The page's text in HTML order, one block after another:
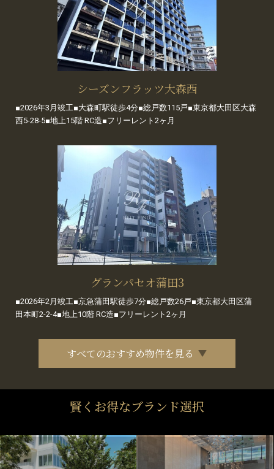
シーズンフラッツ大森西
■2026年3月竣工■大森町駅徒歩4分■総戸数115戸■東京都大田区大森
西5-28-5■地上15階 RC造■フリーレント2ヶ月
グランパセオ蒲田3
■2026年2月竣工■京急蒲田駅徒歩7分■総戸数26戸■東京都大田区蒲
田本町2-2-4■地上10階 RC造■フリーレント2ヶ月
すべてのおすすめ物件を見る
賢くお得なブランド選択